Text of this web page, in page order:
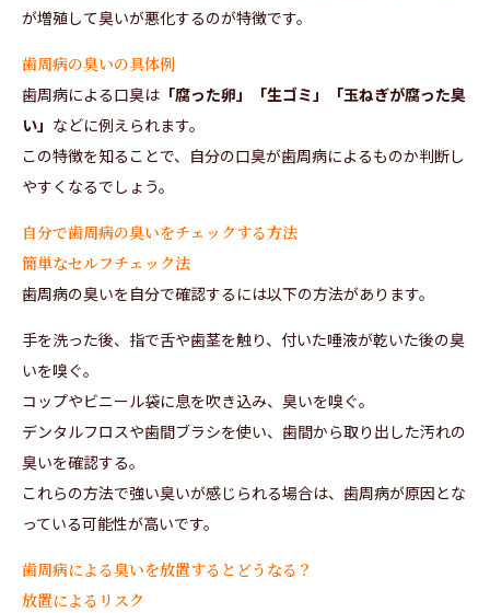
が増殖して臭いが悪化するのが特徴です。
歯周病の臭いの具体例
歯周病による口臭は 「腐った卵」「生ゴミ」「玉ねぎが腐った臭
い」 などに例えられます。
この特徴を知ることで、自分の口臭が歯周病によるものか判断し
やすくなるでしょう。
自分で歯周病の臭いをチェックする方法
簡単なセルフチェック法
歯周病の臭いを自分で確認するには以下の方法があります。
手を洗った後、指で舌や歯茎を触り、付いた唾液が乾いた後の臭
いを嗅ぐ。
コップやビニール袋に息を吹き込み、臭いを嗅ぐ。
デンタルフロスや歯間ブラシを使い、歯間から取り出した汚れの
臭いを確認する。
これらの方法で強い臭いが感じられる場合は、歯周病が原因とな
っている可能性が高いです。
歯周病による臭いを放置するとどうなる？
放置によるリスク